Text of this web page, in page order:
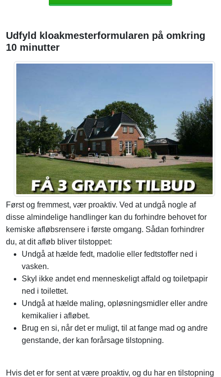
Udfyld kloakmesterformularen på omkring
10 minutter
Først og fremmest, vær proaktiv. Ved at undgå nogle af
disse almindelige handlinger kan du forhindre behovet for
kemiske afløbsrensere i første omgang. Sådan forhindrer
du, at dit afløb bliver tilstoppet:
Undgå at hælde fedt, madolie eller fedtstoffer ned i
vasken.
Skyl ikke andet end menneskeligt affald og toiletpapir
ned i toilettet.
Undgå at hælde maling, opløsningsmidler eller andre
kemikalier i afløbet.
Brug en si, når det er muligt, til at fange mad og andre
genstande, der kan forårsage tilstopning.
Hvis det er for sent at være proaktiv, og du har en tilstopning